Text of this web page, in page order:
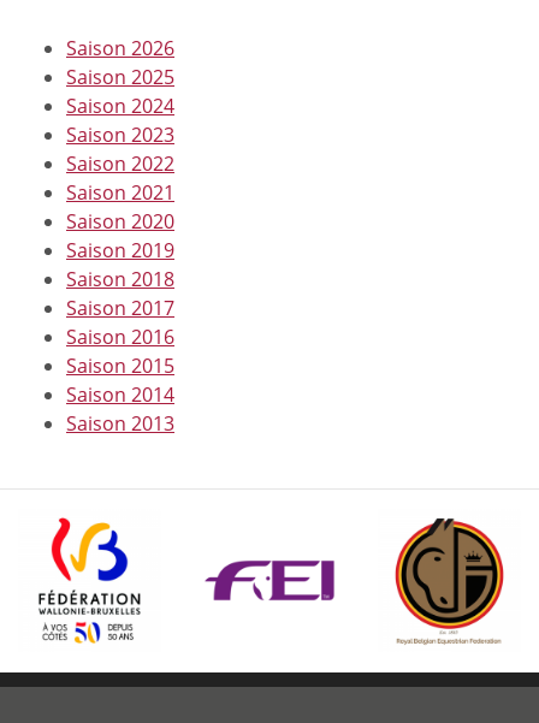
Saison 2026
Saison 2025
Saison 2024
Saison 2023
Saison 2022
Saison 2021
Saison 2020
Saison 2019
Saison 2018
Saison 2017
Saison 2016
Saison 2015
Saison 2014
Saison 2013